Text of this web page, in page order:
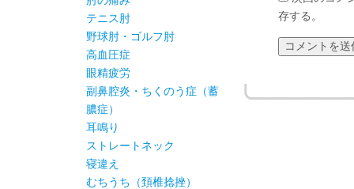
存する。
テニス肘
野球肘・ゴルフ肘
高血圧症
眼精疲労
副鼻腔炎・ちくのう症（蓄
膿症）
耳鳴り
ストレートネック
寝違え
むちうち（頚椎捻挫）